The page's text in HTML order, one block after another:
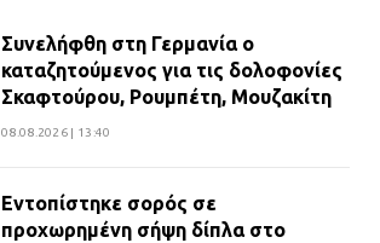
Συνελήφθη στη Γερμανία ο
καταζητούμενος για τις δολοφονίες
Σκαφτούρου, Ρουμπέτη, Μουζακίτη
08.08.2026 | 13:40
Εντοπίστηκε σορός σε
προχωρημένη σήψη δίπλα στο